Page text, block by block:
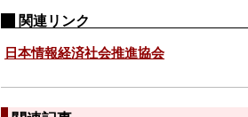
関連リンク
日本情報経済社会推進協会